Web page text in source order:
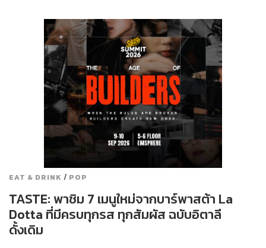
EAT & DRINK / POP
TASTE: พาชิม 7 เมนูใหม่จากบาร์พาสต้า La
Dotta ที่มีครบทุกรส ทุกสัมผัส ฉบับอิตาลี
ดั้งเดิม